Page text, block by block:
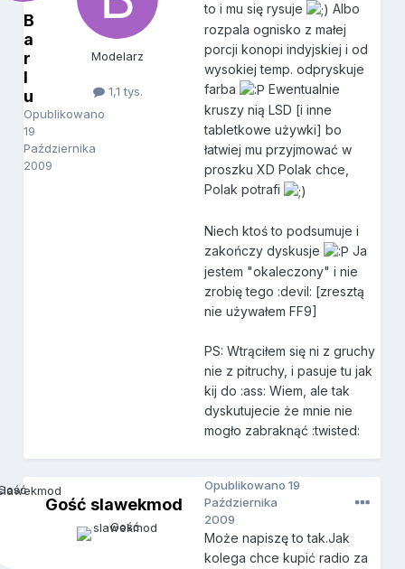
B
a
r
l
u
Opublikowano
19
Października
2009
Modelarz
1,1 tys.
to i mu się rysuje
Albo
rozpala ognisko z małej
porcji konopi indyjskiej i od
wysokiej temp. odpryskuje
farba
Ewentualnie
kruszy nią LSD [i inne
tabletkowe używki] bo
łatwiej mu przyjmować w
proszku XD Polak chce,
Polak potrafi
Niech ktoś to podsumuje i
zakończy dyskusje
Ja
jestem "okaleczony" i nie
zrobię tego :devil: [zresztą
nie używałem FF9]
PS: Wtrąciłem się ni z gruchy
nie z pitruchy, i pasuje tu jak
kij do :ass: Wiem, ale tak
dyskutujecie że mnie nie
mogło zabraknąć :twisted:
Gość slawekmod
Opublikowano19
Października
2009
Może napiszę to tak.Jak
kolega chce kupić radio za